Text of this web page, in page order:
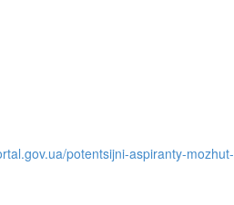
potentsijni-aspiranty-mozhut-